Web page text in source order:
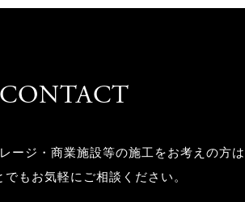
CONTACT
ージ・商業施設等の施工をお考えの方は
でもお気軽にご相談ください。